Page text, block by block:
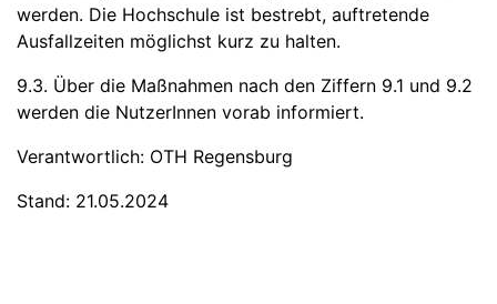
werden. Die Hochschule ist bestrebt, auftretende
Ausfallzeiten möglichst kurz zu halten.
9.3. Über die Maßnahmen nach den Ziffern 9.1 und 9.2
werden die NutzerInnen vorab informiert.
Verantwortlich: OTH Regensburg
Stand: 21.05.2024